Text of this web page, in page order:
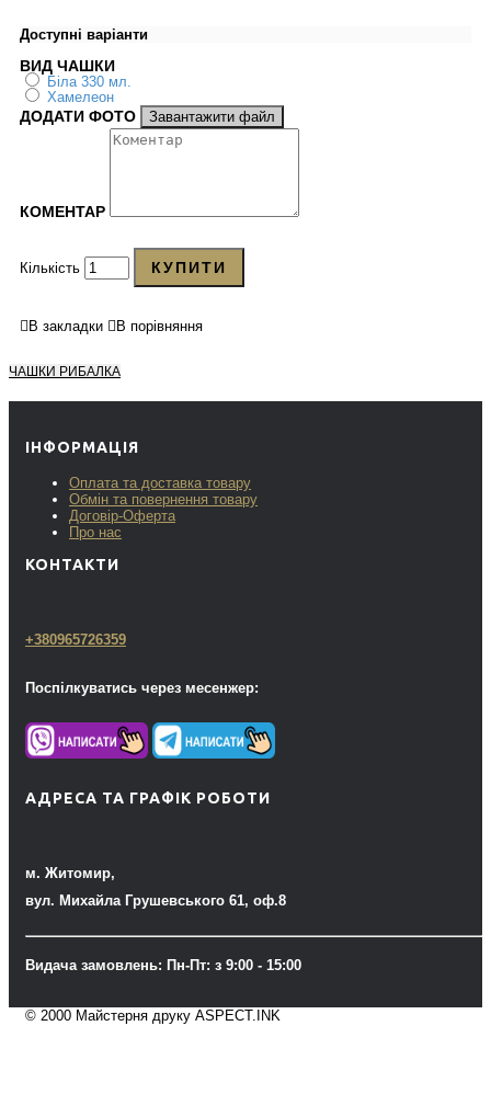
Доступні варіанти
ВИД ЧАШКИ
Біла 330 мл.
Хамелеон
ДОДАТИ ФОТО Завантажити файл
КОМЕНТАР
Кількість КУПИТИ
В закладки В порівняння
ЧАШКИ РИБАЛКА
ІНФОРМАЦІЯ
Оплата та доставка товару
Обмін та повернення товару
Договір-Оферта
Про нас
КОНТАКТИ
+380965726359
Поспілкуватись через месенжер:
АДРЕСА ТА ГРАФІК РОБОТИ
м. Житомир,
вул. Михайла Грушевського 61, оф.8
Видача замовлень: Пн-Пт: з 9:00 - 15:00
© 2000 Майстерня друку ASPECT.INK